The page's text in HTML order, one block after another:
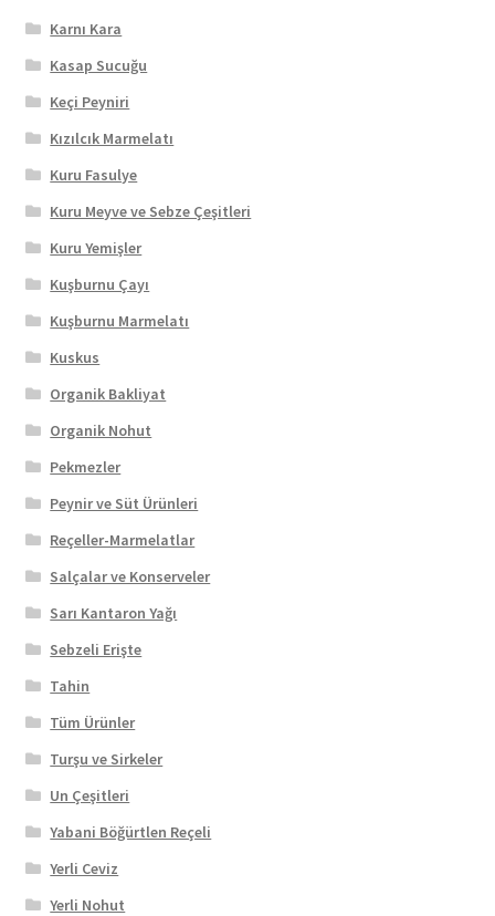
Karnı Kara
Kasap Sucuğu
Keçi Peyniri
Kızılcık Marmelatı
Kuru Fasulye
Kuru Meyve ve Sebze Çeşitleri
Kuru Yemişler
Kuşburnu Çayı
Kuşburnu Marmelatı
Kuskus
Organik Bakliyat
Organik Nohut
Pekmezler
Peynir ve Süt Ürünleri
Reçeller-Marmelatlar
Salçalar ve Konserveler
Sarı Kantaron Yağı
Sebzeli Erişte
Tahin
Tüm Ürünler
Turşu ve Sirkeler
Un Çeşitleri
Yabani Böğürtlen Reçeli
Yerli Ceviz
Yerli Nohut